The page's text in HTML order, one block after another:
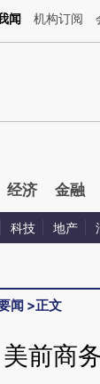
：本文由第三方
闻 机构订阅
经济 金融
科技 地产
闻 >正文
美前商